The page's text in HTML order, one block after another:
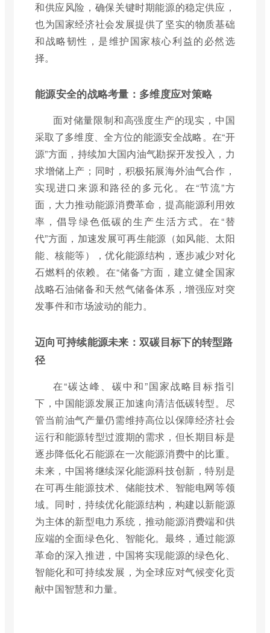
和供应风险，确保关键时期能源的稳定供应，
也为国家经济社会发展提供了坚实的物质基础
和战略韧性，是维护国家核心利益的必然选
择。
能源安全的战略考量：多维度应对策略
面对储量限制和高强度生产的现实，中国
采取了多维度、全方位的能源安全战略。在“开
源”方面，持续加大国内油气勘探开发投入，力
求增储上产；同时，积极拓展海外油气合作，
实现进口来源和路径的多元化。在“节流”方
面，大力推动能源消费革命，提高能源利用效
率，倡导绿色低碳的生产生活方式。在“替
代”方面，加速发展可再生能源（如风能、太阳
能、核能等），优化能源结构，逐步减少对化
石燃料的依赖。在“储备”方面，建立健全国家
战略石油储备和天然气储备体系，增强应对突
发事件和市场波动的能力。
迈向可持续能源未来：双碳目标下的转型路
径
在“碳达峰、碳中和”国家战略目标指引
下，中国能源发展正加速向清洁低碳转型。尽
管当前油气产量仍需维持高位以保障经济社会
运行和能源转型过渡期的需求，但长期目标是
逐步降低化石能源在一次能源消费中的比重。
未来，中国将继续深化能源科技创新，特别是
在可再生能源技术、储能技术、智能电网等领
域。同时，持续优化能源结构，构建以新能源
为主体的新型电力系统，推动能源消费端和供
应端的全面绿色化、智能化。最终，通过能源
革命的深入推进，中国将实现能源的绿色化、
智能化和可持续发展，为全球应对气候变化贡
献中国智慧和力量。